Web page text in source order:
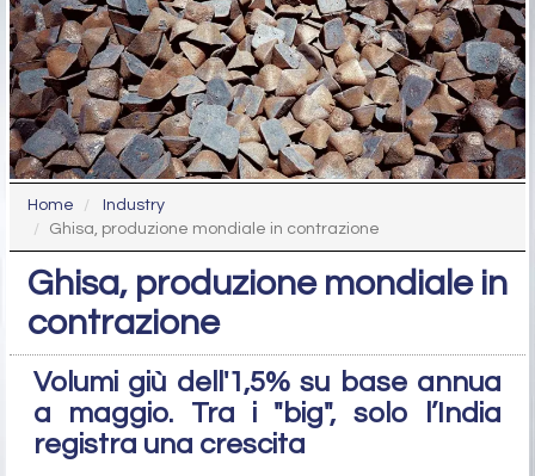
Home
Industry
Ghisa, produzione mondiale in contrazione
Ghisa, produzione mondiale in
contrazione
Volumi giù dell'1,5% su base annua
a maggio. Tra i "big", solo l’India
registra una crescita